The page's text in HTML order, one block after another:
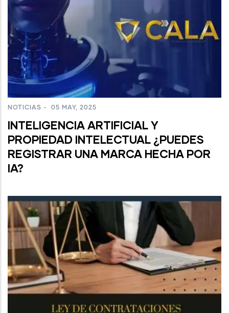
NOTICIAS - 05 MAY, 2025
INTELIGENCIA ARTIFICIAL Y
PROPIEDAD INTELECTUAL ¿PUEDES
REGISTRAR UNA MARCA HECHA POR
IA?